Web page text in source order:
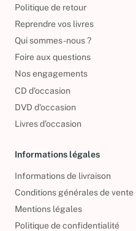
Politique de retour
Reprendre vos livres
Qui sommes-nous ?
Foire aux questions
Nos engagements
CD d'occasion
DVD d'occasion
Livres d’occasion
Informations légales
Informations de livraison
Conditions générales de vente
Mentions légales
Politique de confidentialité